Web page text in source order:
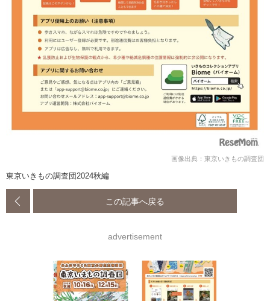
画像出典：東京いきもの調査団
東京いきもの調査団2024秋編
この記事へ戻る
advertisement